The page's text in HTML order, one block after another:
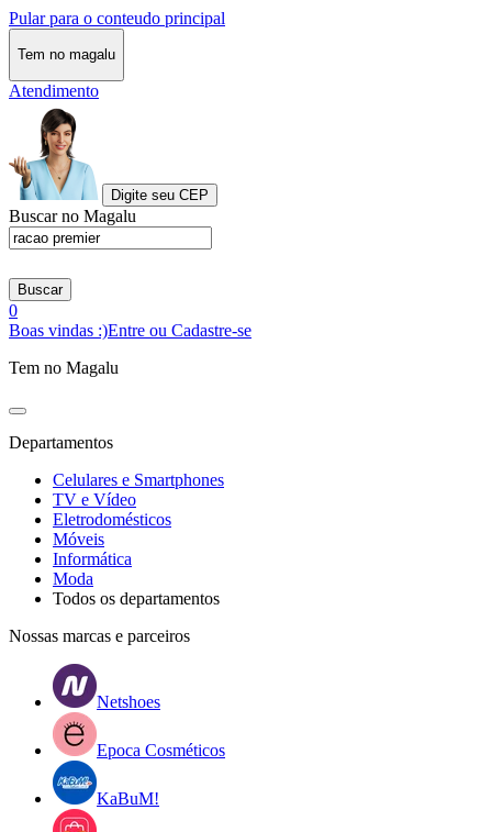
Pular para o conteudo principal
Tem no magalu
Atendimento
Digite seu CEP
Buscar no Magalu
Buscar
0
Boas vindas :)Entre ou Cadastre-se
Tem no Magalu
Departamentos
Celulares e Smartphones
TV e Vídeo
Eletrodomésticos
Móveis
Informática
Moda
Todos os departamentos
Nossas marcas e parceiros
Netshoes
Epoca Cosméticos
KaBuM!